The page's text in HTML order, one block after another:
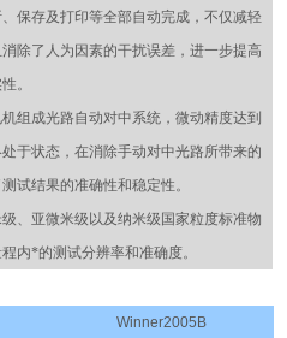
保存及打印等全部自动完成，不仅减轻
除了人为因素的干扰误差，进一步提高
。
组成光路自动对中系统，微动精度达到
于状态，在消除手动对中光路所带来的
试结果的准确性和稳定性。
、亚微米级以及纳米级国家粒度标准物
内*的测试分辨率和准确度。
Winner2005B